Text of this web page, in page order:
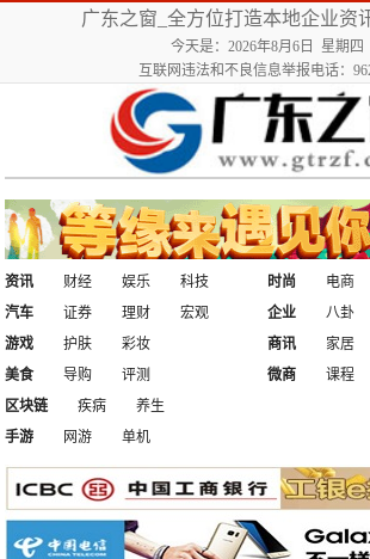
广东之窗_全方位打造本地企业资
今天是：2026年8月6日 星期四
互联网违法和不良信息举报电话：
资讯 财经 娱乐
科技
汽车
证券 理财 宏观
时尚 电商
企业
八卦
游戏
护肤
彩妆
美食
导购 评测
商讯 家居
微商
课程
区块链
疾病
养生
手游
网游 单机